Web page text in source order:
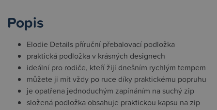
Popis
Elodie Details příruční přebalovací podložka
praktická podložka v krásných designech
ideální pro rodiče, kteří žijí dnešním rychlým tempem
můžete ji mít vždy po ruce díky praktickému popruhu
je opatřena jednoduchým zapínáním na suchý zip
složená podložka obsahuje praktickou kapsu na zip